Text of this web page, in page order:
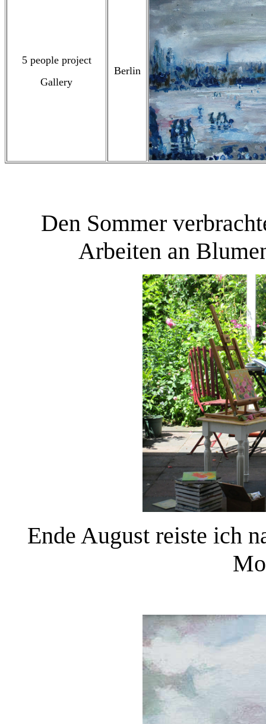
5 people project
Gallery
Berlin
Den Sommer
Arbeiten an
Ende August reiste ich